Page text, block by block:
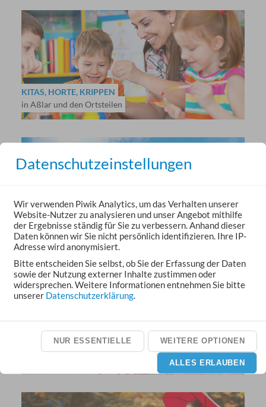
KITAS, HORTE, KRIPPEN
in Aßlar und den Ortsteilen
KONTAKT-ZENTRUM
Kontakt- und Beratungsstelle
SOZIALSTATION AẞLAR
Pflege und hauswirtschaftliche Versorgung
Datenschutzeinstellungen
Wir verwenden Piwik Analytics, um das Verhalten unserer
Website-Nutzer zu analysieren und unser Angebot mithilfe
der Ergebnisse ständig für Sie zu verbessern. Anhand dieser
Daten können wir Sie nicht persönlich identifizieren. Ihre IP-
Adresse wird anonymisiert.
Bitte entscheiden Sie selbst, ob Sie der Erfassung der Daten
sowie der Nutzung externer Inhalte zustimmen oder
widersprechen. Weitere Informationen entnehmen Sie bitte
unserer Datenschutzerklärung.
NUR ESSENTIELLE WEITERE OPTIONEN
ALLES ERLAUBEN